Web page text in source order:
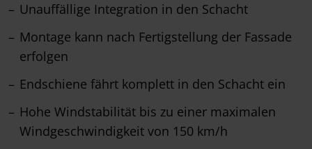
Unauffällige Integration in den Schacht
Montage kann nach Fertigstellung der Fassade
erfolgen
Endschiene fährt komplett in den Schacht ein
Hohe Windstabilität bis zu einer maximalen
Windgeschwindigkeit von 150 km/h